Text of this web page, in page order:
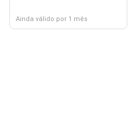
Ainda válido por 1 mês